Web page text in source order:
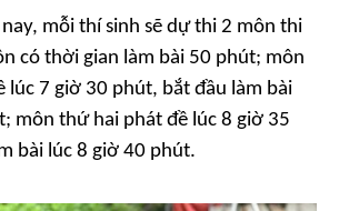
mỗi thí sinh sẽ dự thi 2 môn thi
có thời gian làm bài 50 phút; môn
lúc 7 giờ 30 phút, bắt đầu làm bài
môn thứ hai phát đề lúc 8 giờ 35
bài lúc 8 giờ 40 phút.